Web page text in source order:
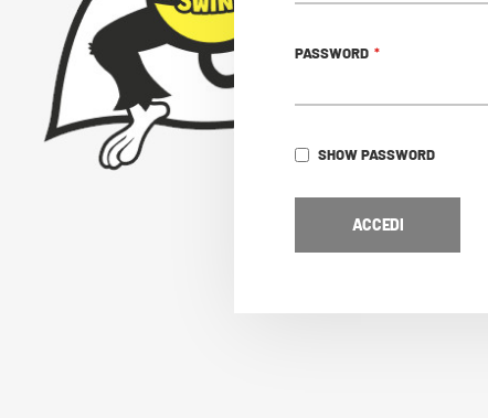
PASSWORD
SHOW PASSWORD
ACCEDI